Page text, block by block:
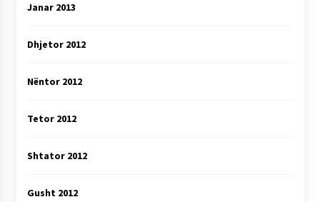
Janar 2013
Dhjetor 2012
Nëntor 2012
Tetor 2012
Shtator 2012
Gusht 2012